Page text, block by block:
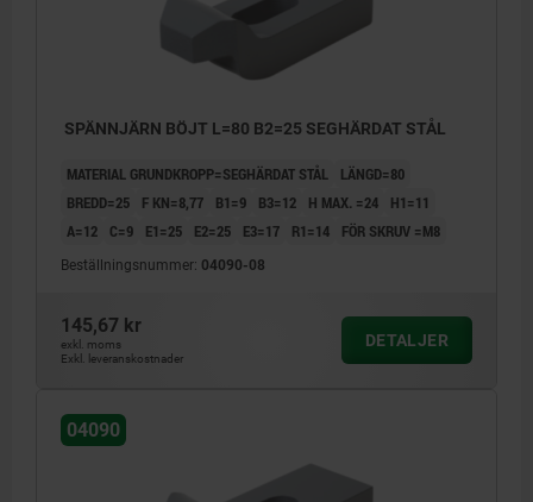
SPÄNNJÄRN BÖJT L=80 B2=25 SEGHÄRDAT STÅL
MATERIAL GRUNDKROPP=SEGHÄRDAT STÅL
LÄNGD=80
BREDD=25
F KN=8,77 B1=9 B3=12 H MAX. =24
H1=11
A=12
C=9 E1=25 E2=25 E3=17 R1=14 FÖR SKRUV =M8
Beställningsnummer: 04090-08
145,67 kr
exkl. moms
Exkl. leveranskostnader
DETALJER
04090